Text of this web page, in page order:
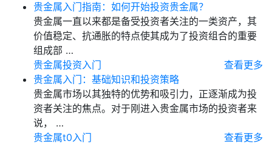
贵金属入门指南：如何开始投资贵金属？
贵金属一直以来都是备受投资者关注的一类资产，其
价值稳定、抗通胀的特点使其成为了投资组合的重要
组成部 …
贵金属投资入门
查看更多
贵金属入门：基础知识和投资策略
贵金属市场以其独特的优势和吸引力，正逐渐成为投
资者关注的焦点。对于刚进入贵金属市场的投资者来
说， …
贵金属t0入门
查看更多